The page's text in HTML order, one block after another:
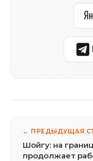
← ПРЕДЫДУЩАЯ
Шойгу: на
продолжает